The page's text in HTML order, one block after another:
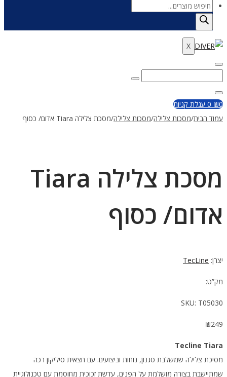
Products
search
X
Enter
Keywordfor:
Close
₪0
0 עגלת קניות
עמוד הבית/מסכות צלילה/מסכות צלילה/מסכת צלילה Tiara אדום/ כסוף
מסכת צלילה Tiara
אדום/ כסוף
יצרן: TecLine
מק”ט:
SKU: T05030
₪249
Tecline Tiara
מסיכת צלילה שמשלבת סגנון, נוחות וביצועים. עם חצאית סיליקון רכה
שמתיישבת בצורה מושלמת על הפנים, עדשת זכוכית מחוסמת עם טכנולוגיית